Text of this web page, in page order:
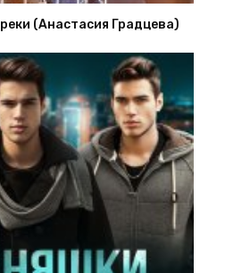
(Анастасия Градцева)